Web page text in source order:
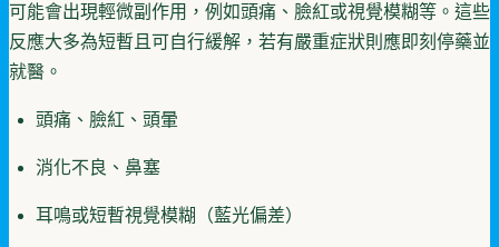
可能會出現輕微副作用，例如頭痛、臉紅或視覺模糊等。這些
反應大多為短暫且可自行緩解，若有嚴重症狀則應即刻停藥並
就醫。
頭痛、臉紅、頭暈
消化不良、鼻塞
耳鳴或短暫視覺模糊（藍光偏差）